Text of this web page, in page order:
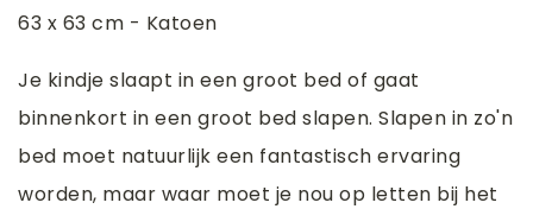
63 x 63 cm - Katoen
Je kindje slaapt in een groot bed of gaat
binnenkort in een groot bed slapen. Slapen in zo'n
bed moet natuurlijk een fantastisch ervaring
worden, maar waar moet je nou op letten bij het